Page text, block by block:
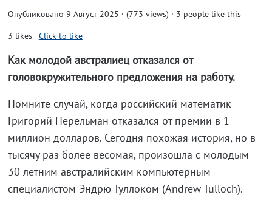
Опубликовано 9 Август 2025 · (773 views) · 3 people like this
3 likes-Click to like
Как молодой австралиец отказался от
головокружительного предложения на работу.
Помните случай, когда российский математик
Григорий Перельман отказался от премии в 1
миллион долларов. Сегодня похожая история, но в
тысячу раз более весомая, произошла с молодым
30-летним австралийским компьютерным
специалистом Эндрю Туллоком (Andrew Tulloch).